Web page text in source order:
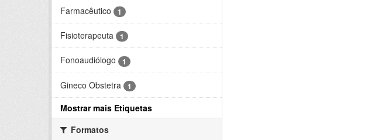
Farmacêutico 1
Fisioterapeuta 1
Fonoaudiólogo 1
Gineco Obstetra 1
Mostrar mais Etiquetas
Formatos